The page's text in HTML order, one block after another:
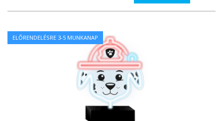
ELŐRENDELÉSRE 3-5 MUNKANAP